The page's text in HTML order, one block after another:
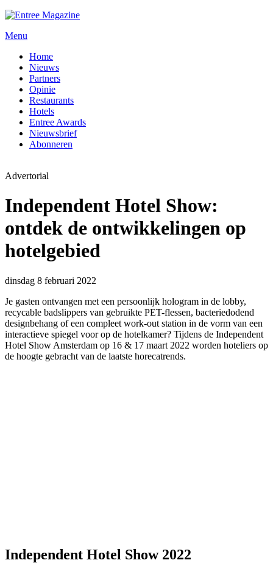
Menu
Home
Nieuws
Partners
Opinie
Restaurants
Hotels
Entree Awards
Nieuwsbrief
Abonneren
Advertorial
Independent Hotel Show:
ontdek de ontwikkelingen op
hotelgebied
dinsdag 8 februari 2022
Je gasten ontvangen met een persoonlijk hologram in de lobby,
recycable badslippers van gebruikte PET-flessen, bacteriedodend
designbehang of een compleet work-out station in de vorm van een
interactieve spiegel voor op de hotelkamer? Tijdens de Independent
Hotel Show Amsterdam op 16 & 17 maart 2022 worden hoteliers op
de hoogte gebracht van de laatste horecatrends.
Independent Hotel Show 2022